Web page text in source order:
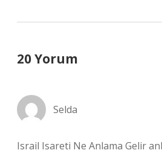
20 Yorum
Selda
Israil Isareti Ne Anlama Gelir